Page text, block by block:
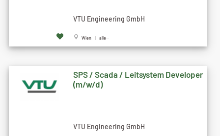
VTU Engineering GmbH
Wien | alle...
SPS / Scada / Leitsystem Developer
(m/w/d)
VTU Engineering GmbH